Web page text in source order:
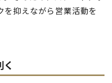
を抑えながら営業活動を